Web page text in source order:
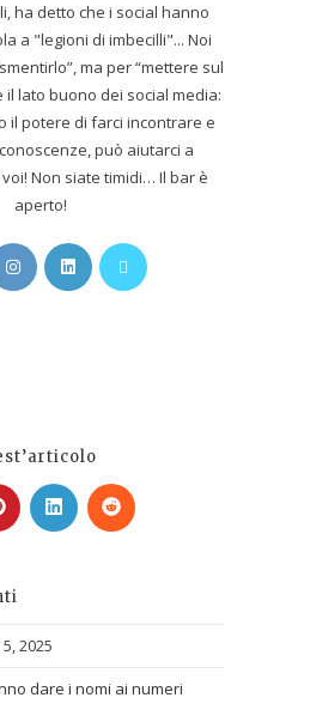
ha detto che i social hanno
a "legioni di imbecilli"... Noi
ma per “mettere sul
il lato buono dei social media:
il potere di farci incontrare e
può aiutarci a
Non siate timidi… Il bar è
aperto!
2025
dare i nomi ai numeri